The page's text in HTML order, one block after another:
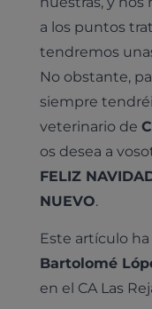
a los puntos
tendremos
No obstante,
siempre
veterinario de
os desea a
FELIZ
NUEVO.
Este artículo
Bartolomé
en el CA Las